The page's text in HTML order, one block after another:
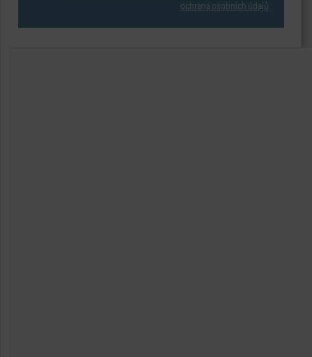
ochrana osobních údajů